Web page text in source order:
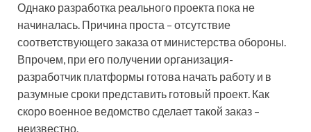
Однако разработка реального проекта пока не
начиналась. Причина проста – отсутствие
соответствующего заказа от министерства обороны.
Впрочем, при его получении организация-
разработчик платформы готова начать работу и в
разумные сроки представить готовый проект. Как
скоро военное ведомство сделает такой заказ –
неизвестно.